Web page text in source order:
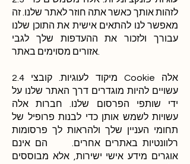
לזהות אותך כאשר אתה חוזר לאתר שלנו. זה
מאפשר לנו להתאים אישית את התוכן שלנו
עבורך ולזכור את ההעדפות שלך לגבי
2.4 מיקוד לעוגיות. קובצי Cookie אלה
עשויים להיות מוגדרים דרך האתר שלנו על
ידי שותפי הפרסום שלנו. חברות אלה
עשויות לשמש אותן כדי לבנות פרופיל של
תחומי העניין שלך ולהראות לך פרסומות
רלוונטיות באתרים אחרים. הם אינם
אוגרים מידע אישי ישירות, אלא מבוססים